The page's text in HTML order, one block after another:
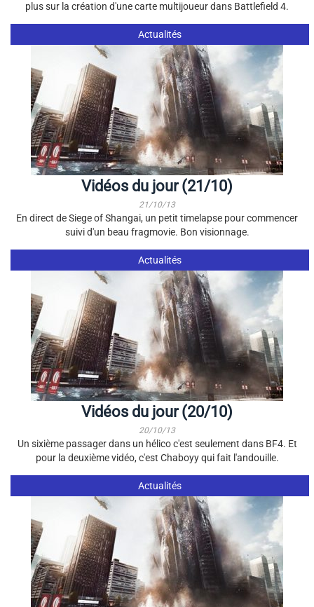
plus sur la création d'une carte multijoueur dans Battlefield 4.
Actualités
Vidéos du jour (21/10)
21/10/13
En direct de Siege of Shangai, un petit timelapse pour commencer
suivi d'un beau fragmovie. Bon visionnage.
Actualités
Vidéos du jour (20/10)
20/10/13
Un sixième passager dans un hélico c'est seulement dans BF4. Et
pour la deuxième vidéo, c'est Chaboyy qui fait l'andouille.
Actualités